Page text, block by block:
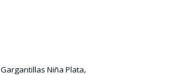
Gargantillas Niña Plata,